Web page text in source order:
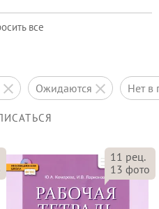
все
ожидаются нет
11 рец.
13 фото